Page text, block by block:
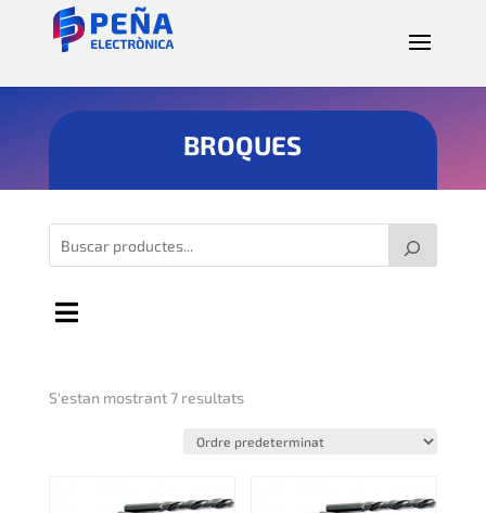
BROQUES
S'estan mostrant 7 resultats